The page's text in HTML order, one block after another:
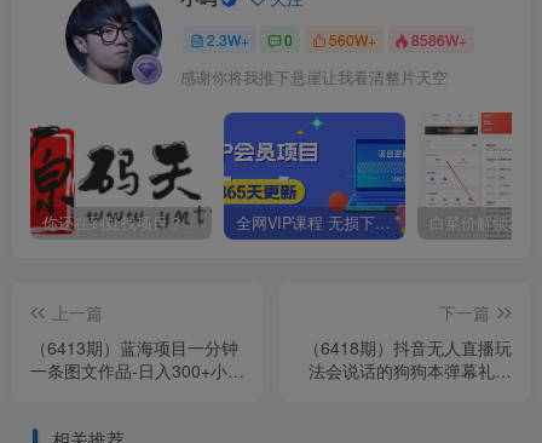
2.3W+ 0 560W+ 8586W+
感谢你将我推下悬崖让我看清整片天空
你还在到处找项目？还在当韭菜？我靠卖项目一个月收入5万+，曾经我也是个失败者。 全网VIP课程 无损下载~
上一篇
（6413期）蓝海项目一分钟
一条图文作品-日入300+小吃
下一篇
（6418期）抖音无人直播玩
法会说话的狗狗本弹幕礼物